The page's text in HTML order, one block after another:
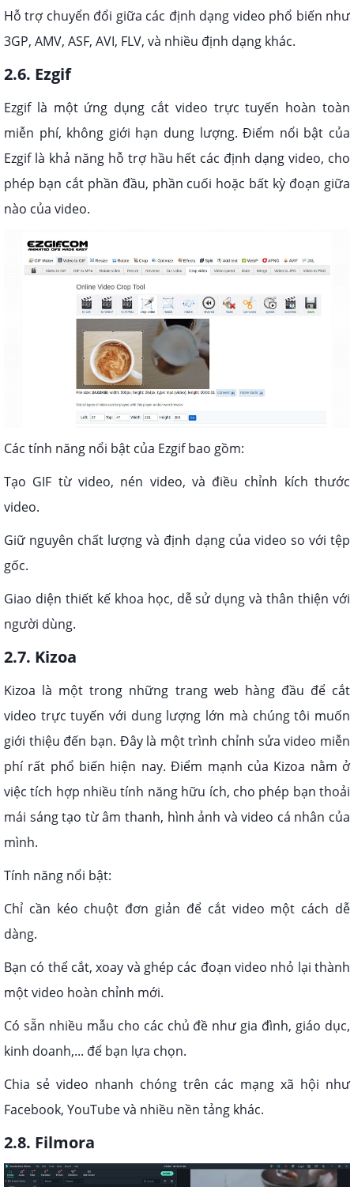
Hỗ trợ chuyển đổi giữa các định dạng video phổ biến như
3GP, AMV, ASF, AVI, FLV, và nhiều định dạng khác.
2.6. Ezgif
Ezgif là một ứng dụng cắt video trực tuyến hoàn toàn
miễn phí, không giới hạn dung lượng. Điểm nổi bật của
Ezgif là khả năng hỗ trợ hầu hết các định dạng video, cho
phép bạn cắt phần đầu, phần cuối hoặc bất kỳ đoạn giữa
nào của video.
Các tính năng nổi bật của Ezgif bao gồm:
Tạo GIF từ video, nén video, và điều chỉnh kích thước
video.
Giữ nguyên chất lượng và định dạng của video so với tệp
gốc.
Giao diện thiết kế khoa học, dễ sử dụng và thân thiện với
người dùng.
2.7. Kizoa
Kizoa là một trong những trang web hàng đầu để cắt
video trực tuyến với dung lượng lớn mà chúng tôi muốn
giới thiệu đến bạn. Đây là một trình chỉnh sửa video miễn
phí rất phổ biến hiện nay. Điểm mạnh của Kizoa nằm ở
việc tích hợp nhiều tính năng hữu ích, cho phép bạn thoải
mái sáng tạo từ âm thanh, hình ảnh và video cá nhân của
mình.
Tính năng nổi bật:
Chỉ cần kéo chuột đơn giản để cắt video một cách dễ
dàng.
Bạn có thể cắt, xoay và ghép các đoạn video nhỏ lại thành
một video hoàn chỉnh mới.
Có sẵn nhiều mẫu cho các chủ đề như gia đình, giáo dục,
kinh doanh,... để bạn lựa chọn.
Chia sẻ video nhanh chóng trên các mạng xã hội như
Facebook, YouTube và nhiều nền tảng khác.
2.8. Filmora